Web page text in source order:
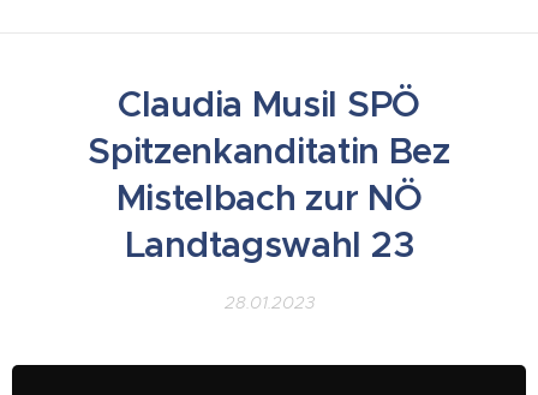
Claudia Musil SPÖ
Spitzenkanditatin Bez
Mistelbach zur NÖ
Landtagswahl 23
28.01.2023